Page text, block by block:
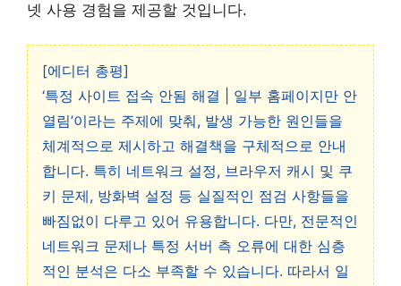
넷 사용 경험을 제공할 것입니다.
[에디터 총평]
‘특정 사이트 접속 안됨 해결 | 일부 홈페이지만 안
열림’이라는 주제에 맞춰, 발생 가능한 원인들을
체계적으로 제시하고 해결책을 구체적으로 안내
합니다. 특히 네트워크 설정, 브라우저 캐시 및 쿠
키 문제, 방화벽 설정 등 실질적인 점검 사항들을
빠짐없이 다루고 있어 유용합니다. 다만, 전문적인
네트워크 문제나 특정 서버 측 오류에 대한 심층
적인 분석은 다소 부족할 수 있습니다. 따라서 일